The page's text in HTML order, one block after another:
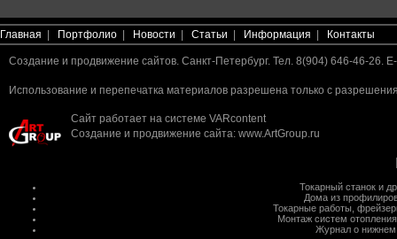
Главная Портфолио Новости Статьи Информация Контакты
Создание и продвижение сайтов. Санкт-Петербург. Тел. 8(904) 646-46-26.
Использование и перепечатка материалов разрешена только с
Сайт работает на системе VARcontent
Создание и продвижение сайта: www.ArtGroup.ru
Токарный станок и
Дома из
Токарные работы
Монтаж систем отопления
Журнал о нижнем